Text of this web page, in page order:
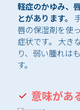
軽症のかゆみ、
とがあります。
唇の保湿剤を使
症状です。 大き
り、弱い腫れは
す。
意味があ